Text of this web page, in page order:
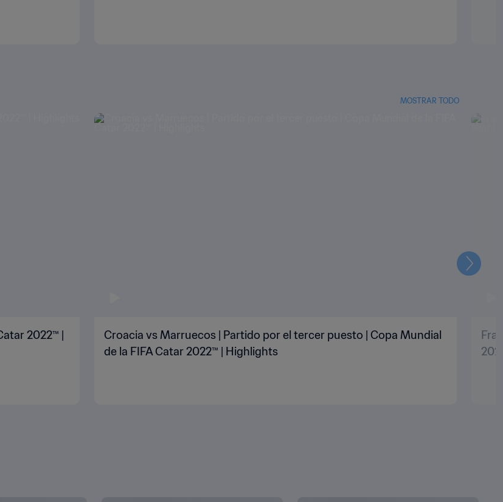
MOSTRAR TODO
2022™ |
Croacia vs Marruecos | Partido por el tercer puesto | Copa Mundial
de la FIFA Catar 2022™ | Highlights